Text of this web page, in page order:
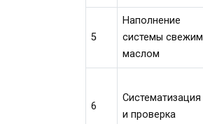
5
Наполнение
системы свежим
маслом
6
Систематизация
и проверка